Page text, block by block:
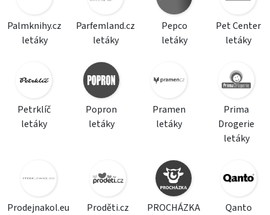
Palmknihy.cz
letáky
Parfemland.cz
letáky
Pepco
letáky
Pet Center
letáky
Petrklíč
letáky
Popron
letáky
Pramen
letáky
Prima
Drogerie
letáky
Prodejnakol.eu
Proděti.cz
PROCHÁZKA
Qanto